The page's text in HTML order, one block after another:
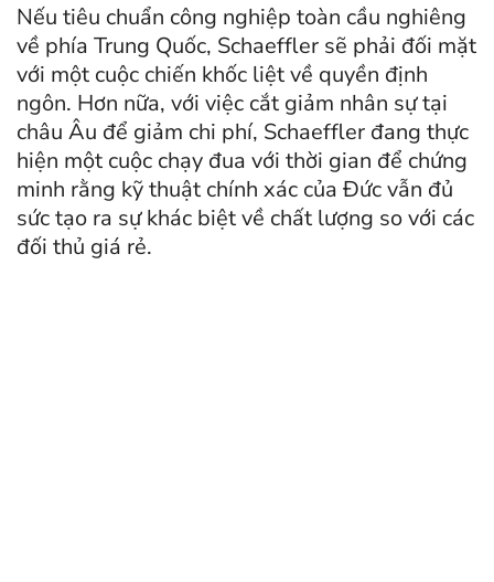
Nếu tiêu chuẩn công nghiệp toàn cầu nghiêng
về phía Trung Quốc, Schaeffler sẽ phải đối mặt
với một cuộc chiến khốc liệt về quyền định
ngôn. Hơn nữa, với việc cắt giảm nhân sự tại
châu Âu để giảm chi phí, Schaeffler đang thực
hiện một cuộc chạy đua với thời gian để chứng
minh rằng kỹ thuật chính xác của Đức vẫn đủ
sức tạo ra sự khác biệt về chất lượng so với các
đối thủ giá rẻ.